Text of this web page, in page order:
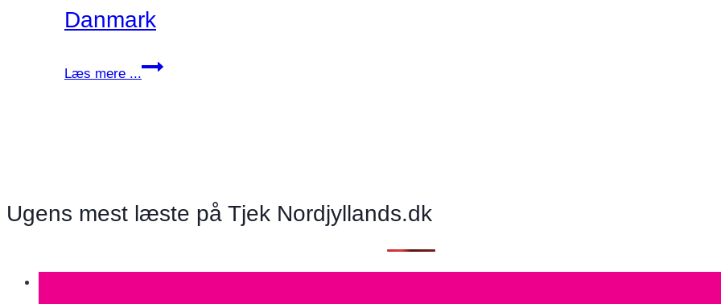
Danmark
Læs mere ...
KIKI
skævvride
Ugens mest læste på Tjek Nordjyllands.dk